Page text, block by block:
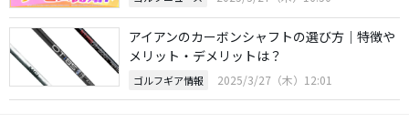
アイアンのカーボンシャフトの選び方｜特徴や
メリット・デメリットは？
ゴルフギア情報 2025/3/27（木）12:01